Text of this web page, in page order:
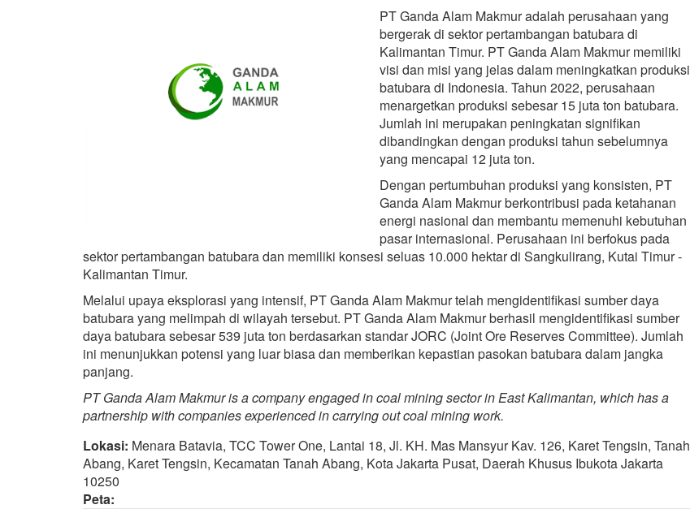
PT Ganda Alam Makmur adalah perusahaan yang
bergerak di sektor pertambangan batubara di
Kalimantan Timur. PT Ganda Alam Makmur memiliki
visi dan misi yang jelas dalam meningkatkan produksi
batubara di Indonesia. Tahun 2022, perusahaan
menargetkan produksi sebesar 15 juta ton batubara.
Jumlah ini merupakan peningkatan signifikan
dibandingkan dengan produksi tahun sebelumnya
yang mencapai 12 juta ton.
Dengan pertumbuhan produksi yang konsisten, PT
Ganda Alam Makmur berkontribusi pada ketahanan
energi nasional dan membantu memenuhi kebutuhan
pasar internasional. Perusahaan ini berfokus pada
sektor pertambangan batubara dan memiliki konsesi seluas 10.000 hektar di Sangkulirang, Kutai Timur -
Kalimantan Timur.
Melalui upaya eksplorasi yang intensif, PT Ganda Alam Makmur telah mengidentifikasi sumber daya
batubara yang melimpah di wilayah tersebut. PT Ganda Alam Makmur berhasil mengidentifikasi sumber
daya batubara sebesar 539 juta ton berdasarkan standar JORC (Joint Ore Reserves Committee). Jumlah
ini menunjukkan potensi yang luar biasa dan memberikan kepastian pasokan batubara dalam jangka
panjang.
PT Ganda Alam Makmur is a company engaged in coal mining sector in East Kalimantan, which has a
partnership with companies experienced in carrying out coal mining work.
Lokasi: Menara Batavia, TCC Tower One, Lantai 18, Jl. KH. Mas Mansyur Kav. 126, Karet Tengsin, Tanah
Abang, Karet Tengsin, Kecamatan Tanah Abang, Kota Jakarta Pusat, Daerah Khusus Ibukota Jakarta
10250
Peta: